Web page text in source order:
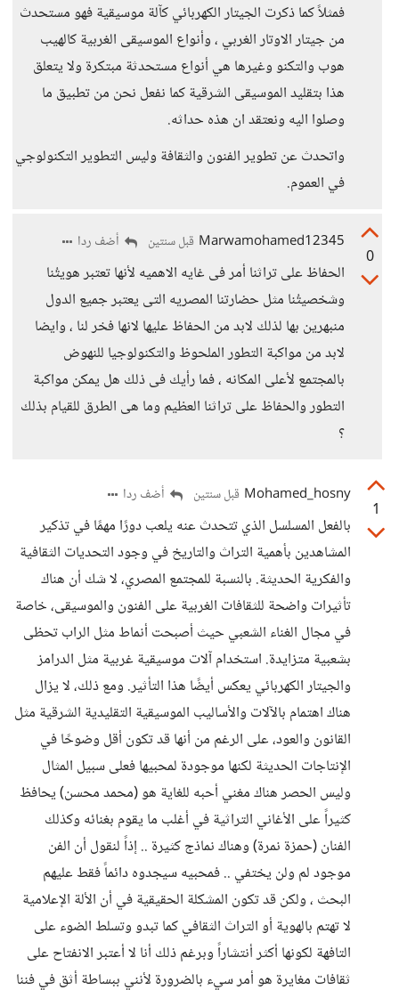
فمثلاً كما ذكرت الجيتار الكهربائي كآلة موسيقية فهو مستحدث
من جيتار الاوتار الغربي ، وأنواع الموسيقى الغربية كالهيب
هوب والتكنو وغيرها هي أنواع مستحدثة مبتكرة ولا يتعلق
هذا بتقليد الموسيقى الشرقية كما نفعل نحن من تطبيق ما
وصلوا اليه ونعتقد ان هذه حداثه.
واتحدث عن تطوير الفنون والثقافة وليس التطوير التكنولوجي
في العموم.
0
Marwamohamed12345 قبل سنتين أضف ردا
الحفاظ على تراثنا أمر فى غايه الاهميه لأنها تعتبر هويتُنا
وشخصيتُنا مثل حضارتنا المصريه التى يعتبر جميع الدول
منبهرين بها لذلك لابد من الحفاظ عليها لانها فخر لنا ، وايضا
لابد من مواكبة التطور الملحوظ والتكنولوجيا للنهوض
بالمجتمع لأعلى المكانه ، فما رأيك فى ذلك هل يمكن مواكبة
التطور والحفاظ على تراثنا العظيم وما هى الطرق للقيام بذلك
؟
1
Mohamed_hosny قبل سنتين أضف ردا
بالفعل المسلسل الذي تتحدث عنه يلعب دورًا مهمًا في تذكير
المشاهدين بأهمية التراث والتاريخ في وجود التحديات الثقافية
والفكرية الحديثة. بالنسبة للمجتمع المصري، لا شك أن هناك
تأثيرات واضحة للثقافات الغربية على الفنون والموسيقى، خاصة
في مجال الغناء الشعبي حيث أصبحت أنماط مثل الراب تحظى
بشعبية متزايدة. استخدام آلات موسيقية غربية مثل الدرامز
والجيتار الكهربائي يعكس أيضًا هذا التأثير. ومع ذلك، لا يزال
هناك اهتمام بالآلات والأساليب الموسيقية التقليدية الشرقية مثل
القانون والعود، على الرغم من أنها قد تكون أقل وضوحًا في
الإنتاجات الحديثة لكنها موجودة لمحبيها فعلى سبيل المثال
وليس الحصر هناك مغني أحبه للغاية هو (محمد محسن) يحافظ
كثيراً على الأغاني التراثية في أغلب ما يقوم بغنائه وكذلك
الفنان (حمزة نمرة) وهناك نماذج كثيرة .. إذاً لنقول أن الفن
موجود لم ولن يختفي .. فمحبيه سيجدوه دائماً فقط عليهم
البحث ، ولكن قد تكون المشكلة الحقيقية في أن الألة الإعلامية
لا تهتم بالهوية أو التراث الثقافي كما تبدو وتسلط الضوء على
التافهة لكونها أكثر أنتشاراً وبرغم ذلك أنا لا أعتبر الانفتاح على
ثقافات مغايرة هو أمر سيء بالضرورة لأنني ببساطة أثق في فننا